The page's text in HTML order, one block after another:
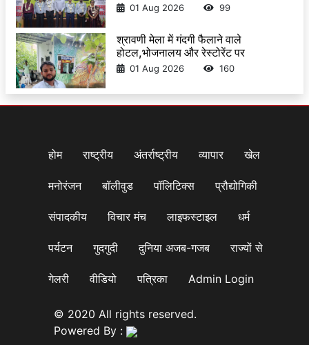
01 Aug 2026 99
श्रावणी मेला में गंदगी फैलाने वाले
होटल,भोजनालय और रेस्टोरेंट पर
01 Aug 2026 160
होम राष्ट्रीय अंतर्राष्ट्रीय व्यापार खेल
मनोरंजन बॉलीवुड पॉलिटिक्स प्रौद्योगिकी
संपादकीय विचार मंच लाइफस्टाइल धर्म
पर्यटन गुदगुदी दुनिया अजब-गजब राज्यों से
गेलरी वीडियो पत्रिका Admin Login
© 2020 All rights reserved.
Powered By :